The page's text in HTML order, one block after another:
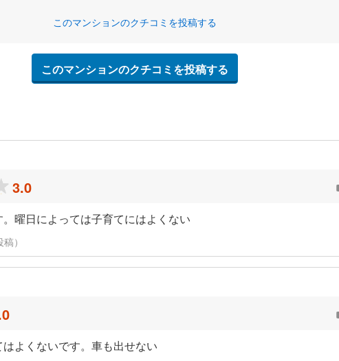
このマンションのクチコミを投稿する
このマンションのクチコミを投稿する
3.0
曜日によっては子育てにはよくない
）
よくないです。車も出せない